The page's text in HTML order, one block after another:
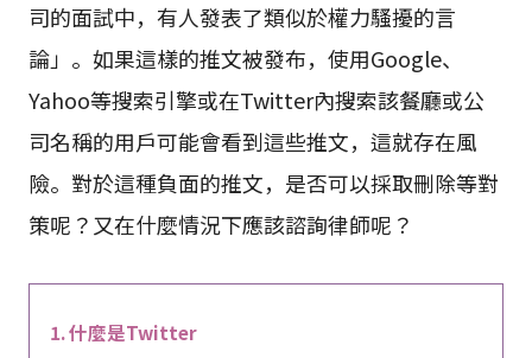
司的面試中，有人發表了類似於權力騷擾的言
論」。如果這樣的推文被發布，使用Google、
Yahoo等搜索引擎或在Twitter內搜索該餐廳或公
司名稱的用戶可能會看到這些推文，這就存在風
險。對於這種負面的推文，是否可以採取刪除等對
策呢？又在什麼情況下應該諮詢律師呢？
什麼是Twitter